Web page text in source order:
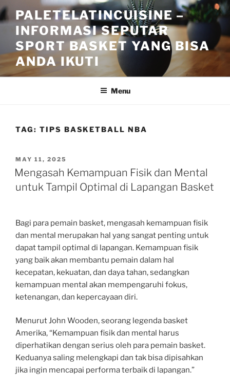
Skip
to
content
PALETELATINCUISINE –
INFORMASI SEPUTAR
SPORT BASKET YANG BISA
ANDA IKUTI
Menu
TAG: TIPS BASKETBALL NBA
POSTED
ON
MAY 11, 2025
Mengasah Kemampuan Fisik dan Mental
untuk Tampil Optimal di Lapangan Basket
Bagi para pemain basket, mengasah kemampuan fisik
dan mental merupakan hal yang sangat penting untuk
dapat tampil optimal di lapangan. Kemampuan fisik
yang baik akan membantu pemain dalam hal
kecepatan, kekuatan, dan daya tahan, sedangkan
kemampuan mental akan mempengaruhi fokus,
ketenangan, dan kepercayaan diri.
Menurut John Wooden, seorang legenda basket
Amerika, “Kemampuan fisik dan mental harus
diperhatikan dengan serius oleh para pemain basket.
Keduanya saling melengkapi dan tak bisa dipisahkan
jika ingin mencapai performa terbaik di lapangan.”